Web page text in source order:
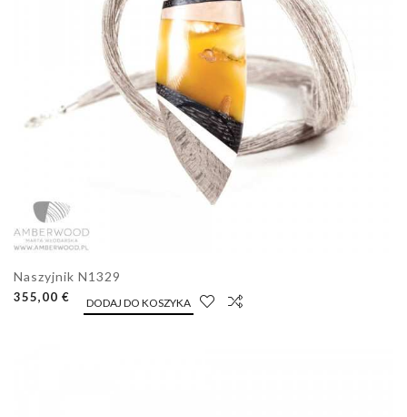
Naszyjnik N1329
355,00 € DODAJ DO KOSZYKA